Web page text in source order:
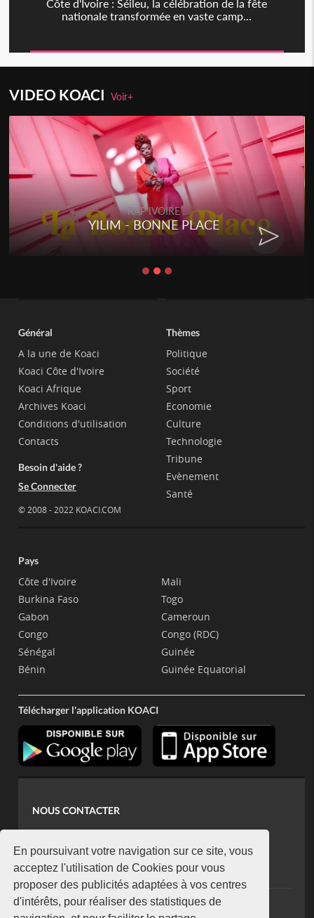
En poursuivant votre navigation sur ce site, vous
acceptez l'utilisation de Cookies pour vous
proposer des publicités adaptées à vos centres
d'intérêts, pour réaliser des statistiques de
Côte d'Ivoire : Séileu, la célébration de la fête
nationale transformée en vaste camp...
VIDEO KOACIVoir+
RAP IVOIRE
RENARD BARAKISSA - DOS
CHAT
Général
A la une de Koaci
Koaci Côte d'Ivoire
Koaci Afrique
Archives Koaci
Conditions d'utilisation
Contacts
Besoin d'aide ?
Se Connecter
© 2008 - 2022 KOACI.COM
Thèmes
Politique
Société
Sport
Economie
Culture
Technologie
Tribune
Evènement
Santé
Pays
Côte d'Ivoire
Burkina Faso
Gabon
Congo
Sénégal
Bénin
Mali
Togo
Cameroun
Congo (RDC)
Guinée
Guinée Equatorial
Télécharger l'application KOACI
NOUS CONTACTER
koaci@yahoo.fr
+225 07 08 85 52 93
NEWSLETTER